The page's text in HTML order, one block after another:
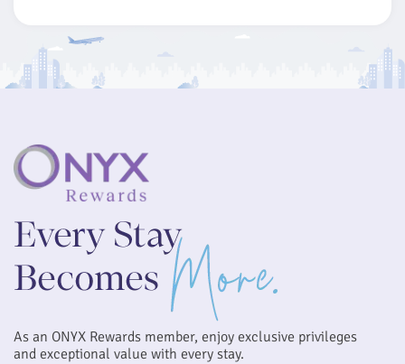
As an ONYX Rewards member, enjoy exclusive privileges
and exceptional value with every stay.